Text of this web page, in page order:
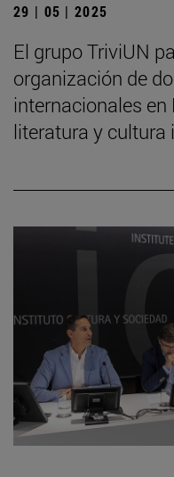
29 | 05 | 2025
El grupo TriviUN
organización de
internacionales en
literatura y cultura